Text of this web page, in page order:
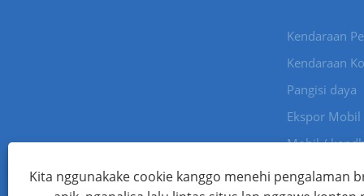
Kendaraan
Kendaraan
Pangisi daya
Ekspor Mobil
Mobil /
Kita nggunakake cookie kanggo menehi pengalaman